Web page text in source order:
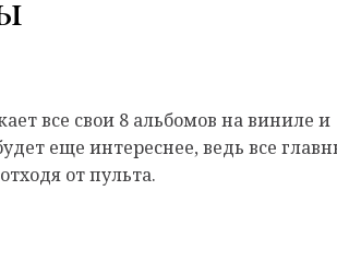
все свои 8 альбомов на виниле и
еще интереснее, ведь все
от пульта.